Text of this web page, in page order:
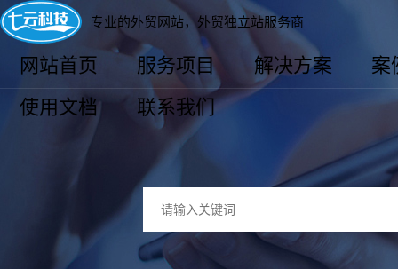
专业的外贸网站，外贸独立站服务商
网站首页 服务项目 解决方案
案
使用文档
联系我们